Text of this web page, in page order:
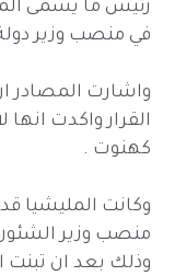
رئيس ما يسمى
في منصب وزير
واشارت المصادر
القرار واكدت
كهنوت .
وكانت المليشيا
منصب وزير الشئون
وذلك بعد ان تبنت